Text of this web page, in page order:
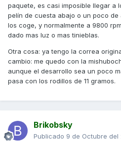
paquete, es casi imposible llegar a
pelín de cuesta abajo o un poco
los coge, y normalmente a 9800
dado mas luz o mas tinieblas.
Otra cosa: ya tengo la correa
cambio: me quedo con la
aunque el desarrollo sea un poco
pasa con los rodillos de 11 gramos.
Brikobsky
Publicado 9 de Octubre del